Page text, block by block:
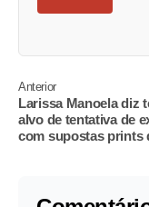
Anterior
Larissa Manoela diz
alvo de tentativa de
com supostas prints